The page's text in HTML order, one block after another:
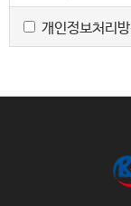
'회원'이라
"몰"이 제공
'비회원'이
서비스를
"몰"은 이
개인정보처리